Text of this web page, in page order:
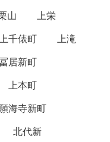
山
上栄
千俵町
上滝
居新町
上本町
海寺新町
北代新